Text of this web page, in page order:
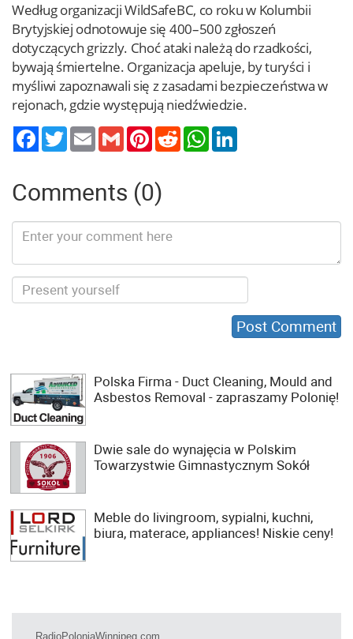
Według organizacji WildSafeBC, co roku w Kolumbii
Brytyjskiej odnotowuje się 400–500 zgłoszeń
dotyczących grizzly. Choć ataki należą do rzadkości,
bywają śmiertelne. Organizacja apeluje, by turyści i
myśliwi zapoznawali się z zasadami bezpieczeństwa w
rejonach, gdzie występują niedźwiedzie.
TwitterEmail Gmail PinterestReddit WhatsApp
Comments (0)
Polska Firma - Duct Cleaning, Mould and
Asbestos Removal - zapraszamy Polonię!
Dwie sale do wynajęcia w Polskim
Towarzystwie Gimnastycznym Sokół
Meble do livingroom, sypialni, kuchni,
biura, materace, appliances! Niskie ceny!
RadioPoloniaWinnipeg.com